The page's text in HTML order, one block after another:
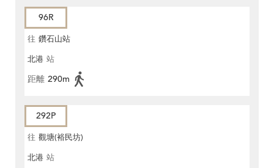
96R
往 鑽石山站
北港 站
距離 290m
292P
往 觀塘(裕民坊)
北港 站